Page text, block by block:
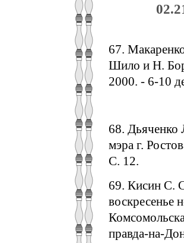
67.
Шило и Н.
2000. - 6-10
68. Дьяченко
мэра г.
С. 12.
69. Кисин С.
воскресенье
правда-на-